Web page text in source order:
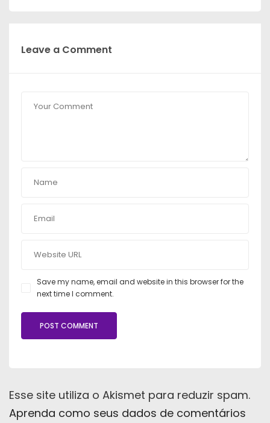
Leave a Comment
Save my name, email and website in this browser for the
next time I comment.
Esse site utiliza o Akismet para reduzir spam.
Aprenda como seus dados de comentários